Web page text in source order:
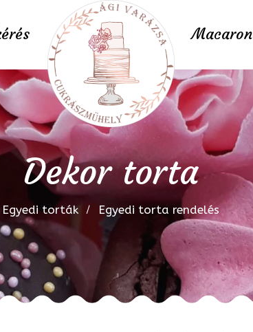
Macaron
Dekor torta
Egyedi torták Egyedi torta rendelés